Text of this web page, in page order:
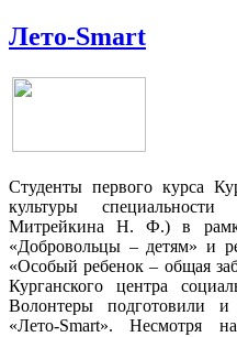
Лето-Smart
Студенты первого курса
культуры
Митрейкина Н. Ф.) в
«Добровольцы – детям» и
«Особый ребенок – общая
Курганского центра
Волонтеры подготовили
«Лето-Smart». Несмотря